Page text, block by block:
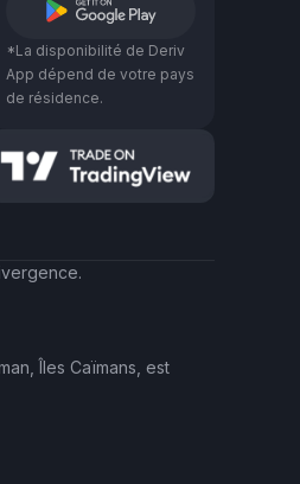
*La disponibilité de Deriv
App dépend de votre pays
de résidence.
Îles Caïmans, est